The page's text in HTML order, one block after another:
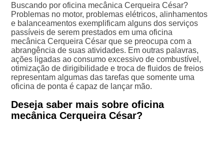
Buscando por oficina mecânica Cerqueira César?
Problemas no motor, problemas elétricos, alinhamentos
e balanceamentos exemplificam alguns dos serviços
passíveis de serem prestados em uma oficina
mecânica Cerqueira César que se preocupa com a
abrangência de suas atividades. Em outras palavras,
ações ligadas ao consumo excessivo de combustível,
otimização de dirigibilidade e troca de fluidos de freios
representam algumas das tarefas que somente uma
oficina de ponta é capaz de lançar mão.
Deseja saber mais sobre oficina
mecânica Cerqueira César?